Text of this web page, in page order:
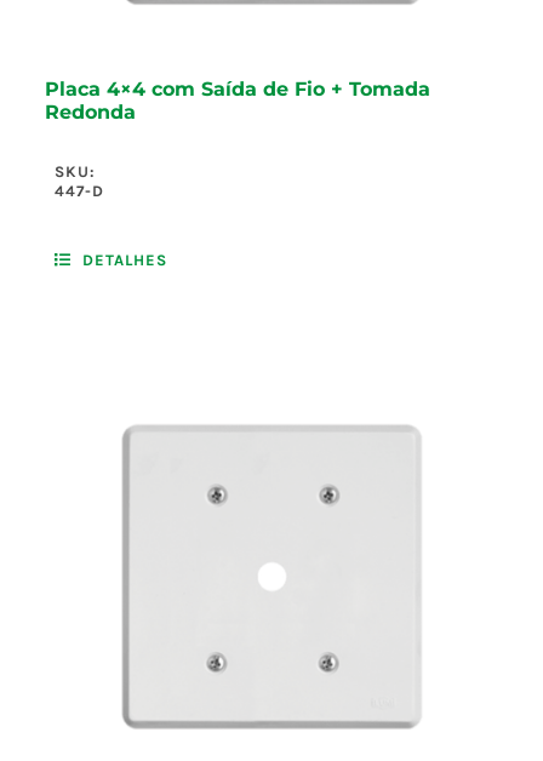
Placa 4×4 com Saída de Fio + Tomada
Redonda
SKU:
447-D
DETALHES